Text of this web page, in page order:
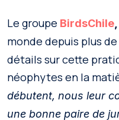
Le groupe BirdsChile,
monde depuis plus de
détails sur cette
néophytes en la
débutent, nous leur
une bonne paire de